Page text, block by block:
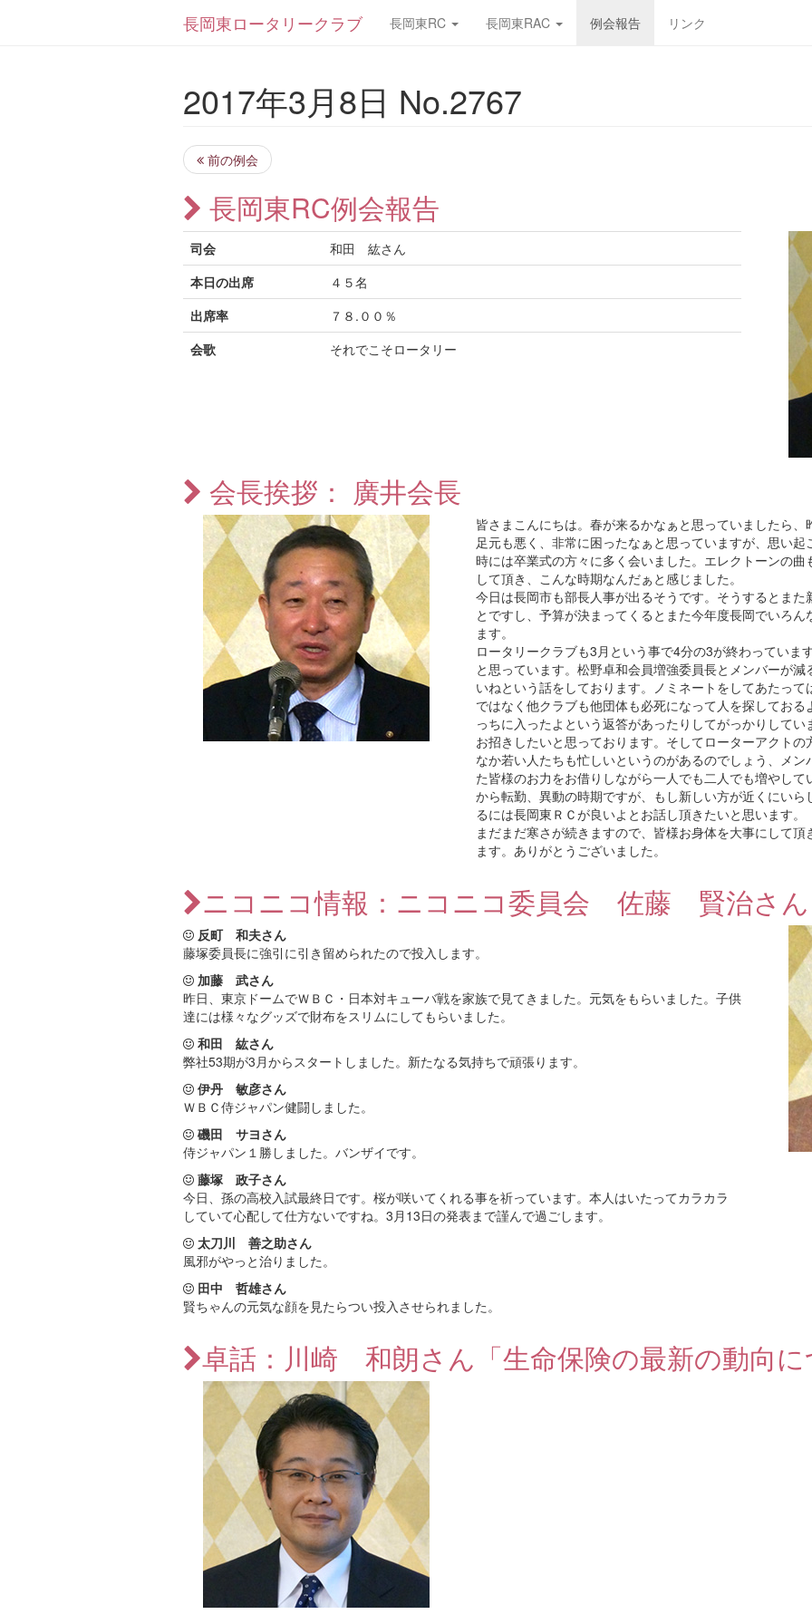
長岡東ロータリークラブ 長岡東RC 長岡東RAC 例会報告 リンク
2017年3月8日 No.2767
前の例会
長岡東RC例会報告
司会
和田 紘さん
本日の出席
４５名
出席率
７８.００％
会歌
それでこそロータリー
会長挨拶： 廣井会長
皆さまこんにちは。春が来るかなぁと思っていましたら
足元も悪く、非常に困ったなぁと思っていますが、思い
時には卒業式の方々に多く会いました。エレクトーンの
して頂き、こんな時期なんだぁと感じました。
今日は長岡市も部長人事が出るそうです。そうするとま
とですし、予算が決まってくるとまた今年度長岡でいろ
ます。
ロータリークラブも3月という事で4分の3が終わっていま
と思っています。松野卓和会員増強委員長とメンバーが
いねという話をしております。ノミネートをしてあたっ
ではなく他クラブも他団体も必死になって人を探してお
っちに入ったよという返答があったりしてがっかりして
お招きしたいと思っております。そしてローターアクト
なか若い人たちも忙しいというのがあるのでしょう、メ
た皆様のお力をお借りしながら一人でも二人でも増やし
から転勤、異動の時期ですが、もし新しい方が近くにい
るには長岡東ＲＣが良いよとお話し頂きたいと思います。
まだまだ寒さが続きますので、皆様お身体を大事にして
ます。ありがとうございました。
ニコニコ情報：ニコニコ委員会 佐藤 賢治さん
反町 和夫さん
藤塚委員長に強引に引き留められたので投入します。
加藤 武さん
昨日、東京ドームでＷＢＣ・日本対キューバ戦を家族で見てきました。元気をもらいました。子供
達には様々なグッズで財布をスリムにしてもらいました。
和田 紘さん
弊社53期が3月からスタートしました。新たなる気持ちで頑張ります。
伊丹 敏彦さん
ＷＢＣ侍ジャパン健闘しました。
磯田 サヨさん
侍ジャパン１勝しました。バンザイです。
藤塚 政子さん
今日、孫の高校入試最終日です。桜が咲いてくれる事を祈っています。本人はいたってカラカラ
していて心配して仕方ないですね。3月13日の発表まで謹んで過ごします。
太刀川 善之助さん
風邪がやっと治りました。
田中 哲雄さん
賢ちゃんの元気な顔を見たらつい投入させられました。
卓話：川崎 和朗さん「生命保険の最新の動向